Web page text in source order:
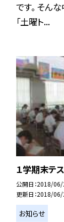
です。 そん
「土曜ト...
１学期末テ
公開日 2018/06/
更新日 2018/06/
お知らせ